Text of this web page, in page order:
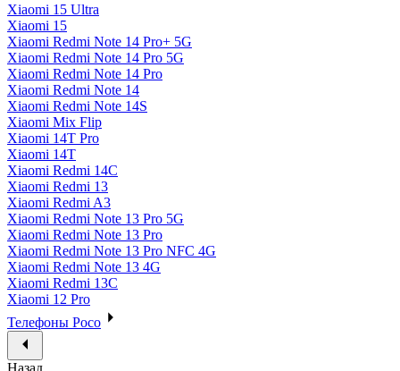
Xiaomi 15 Ultra
Xiaomi 15
Xiaomi Redmi Note 14 Pro+ 5G
Xiaomi Redmi Note 14 Pro 5G
Xiaomi Redmi Note 14 Pro
Xiaomi Redmi Note 14
Xiaomi Redmi Note 14S
Xiaomi Mix Flip
Xiaomi 14T Pro
Xiaomi 14T
Xiaomi Redmi 14C
Xiaomi Redmi 13
Xiaomi Redmi A3
Xiaomi Redmi Note 13 Pro 5G
Xiaomi Redmi Note 13 Pro
Xiaomi Redmi Note 13 Pro NFC 4G
Xiaomi Redmi Note 13 4G
Xiaomi Redmi 13C
Xiaomi 12 Pro
Телефоны Poco
Назад